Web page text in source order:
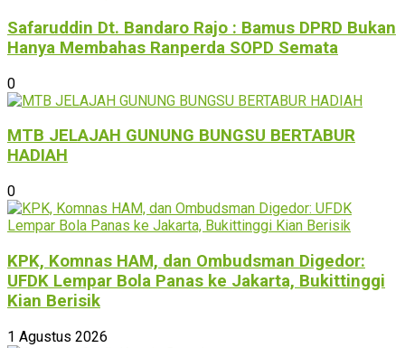
Safaruddin Dt. Bandaro Rajo : Bamus DPRD Bukan
Hanya Membahas Ranperda SOPD Semata
0
MTB JELAJAH GUNUNG BUNGSU BERTABUR
HADIAH
0
KPK, Komnas HAM, dan Ombudsman Digedor:
UFDK Lempar Bola Panas ke Jakarta, Bukittinggi
Kian Berisik
1 Agustus 2026